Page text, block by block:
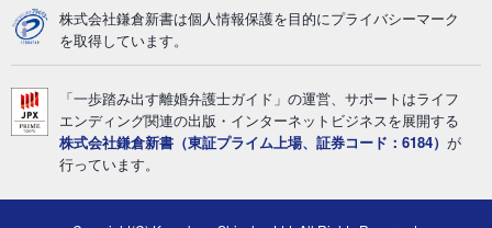
株式会社鎌倉新書は個人情報保護を目的にプライバシーマーク
を取得しています。
「一歩踏み出す離婚弁護士ガイド」の運営、サポートはライフ
エンディング関連の出版・インターネットビジネスを展開する
株式会社鎌倉新書（東証プライム上場、証券コード：6184） が
行っています。